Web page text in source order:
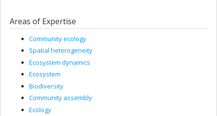
Areas of Expertise
Community ecology
Spatial heterogeneity
Ecosystem dynamics
Ecosystem
Biodiversity
Community assembly
Ecology